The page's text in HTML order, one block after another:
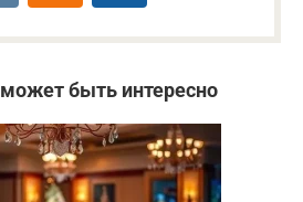
быть интересно